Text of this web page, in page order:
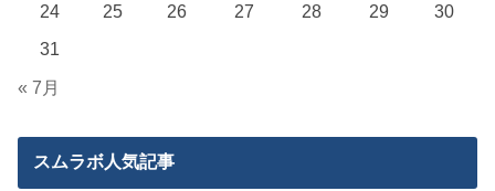
24
25 26 27 28 29
30
31
« 7月
スムラボ人気記事